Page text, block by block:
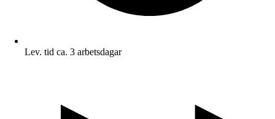
Lev. tid ca. 3 arbetsdagar